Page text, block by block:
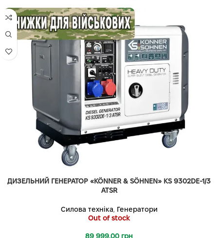
ДИЗЕЛЬНИЙ ГЕНЕРАТОР «KÖNNER & SÖHNEN» KS 9302DE-1/3
ATSR
Силова техніка, Генератори
Out of stock
89 999.00 грн